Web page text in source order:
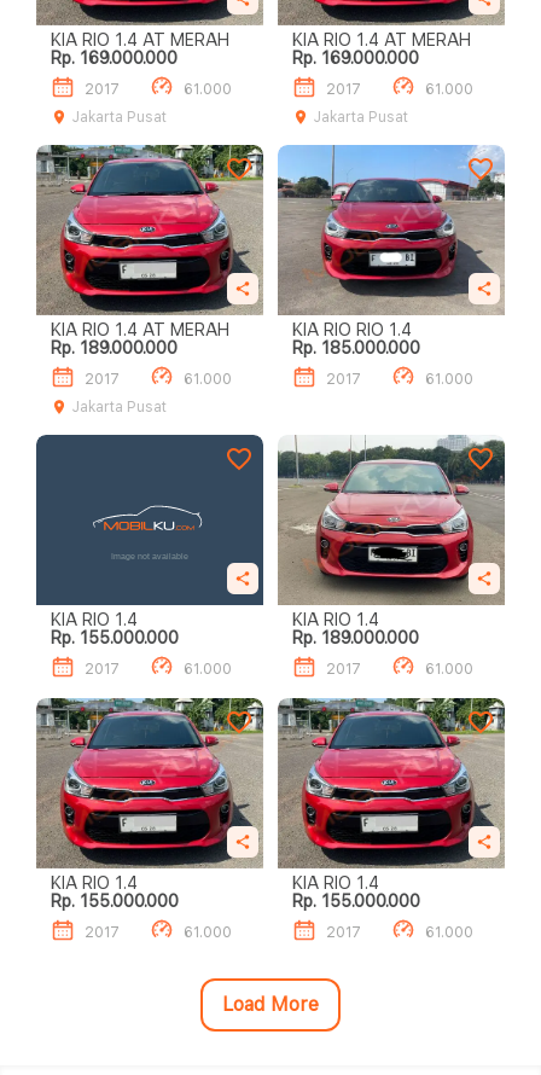
KIA RIO 1.4 AT MERAH
Rp. 169.000.000
2017
61.000
Jakarta Pusat
KIA RIO 1.4 AT MERAH
Rp. 169.000.000
2017
61.000
Jakarta Pusat
KIA RIO 1.4 AT MERAH
Rp. 189.000.000
2017
61.000
Jakarta Pusat
KIA RIO RIO 1.4
Rp. 185.000.000
2017 61.000
KIA RIO 1.4
Rp. 155.000.000
2017 61.000
KIA RIO 1.4
Rp. 189.000.000
2017 61.000
KIA RIO 1.4
Rp. 155.000.000
2017 61.000
KIA RIO 1.4
Rp. 155.000.000
2017 61.000
Load More